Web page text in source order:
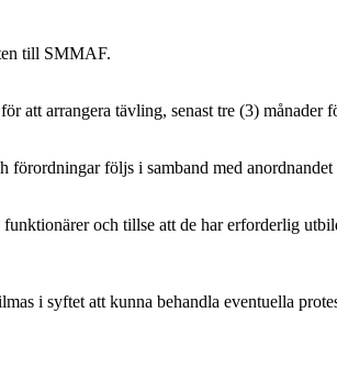
till SMMAF.
att arrangera tävling, senast tre (3)
förordningar följs i samband med
och tillse att de har erforderlig
i syftet att kunna behandla eventuella